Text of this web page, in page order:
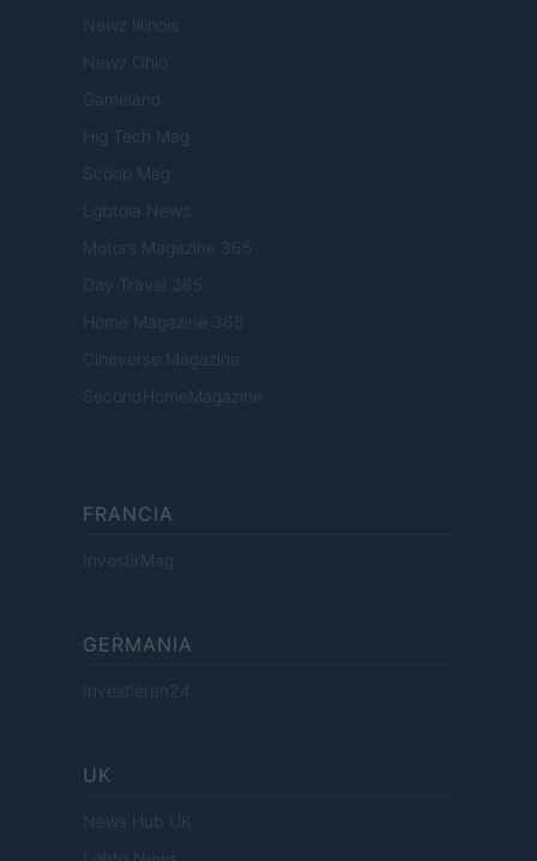
Newz Illinois
Newz Ohio
Gameland
Hig Tech Mag
Scoop Mag
Lgbtqia News
Motors Magazine 365
Day Travel 365
Home Magazine 365
Cineverse Magazine
SecondHomeMagazine
FRANCIA
InvestirMag
GERMANIA
Investieren24
UK
News Hub UK